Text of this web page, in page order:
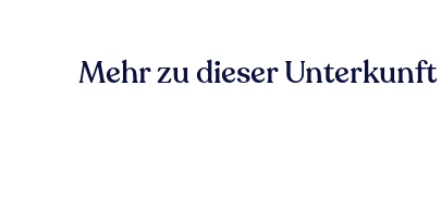
Mehr zu dieser Unterkunft